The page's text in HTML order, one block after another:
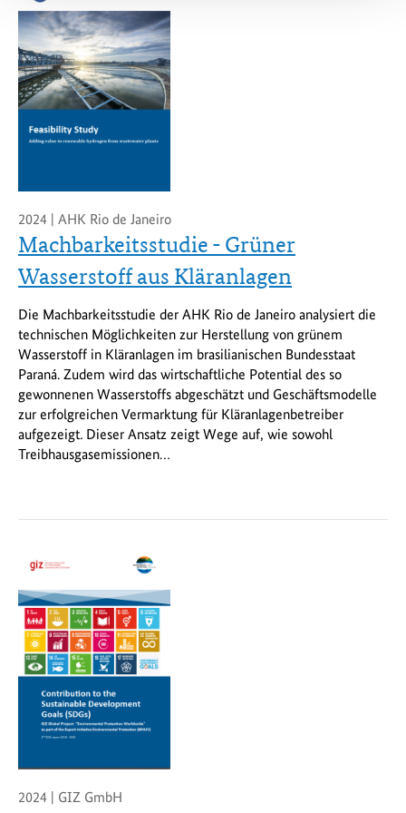
2024 | AHK Rio de Janeiro
Machbarkeitsstudie - Grüner
Wasserstoff aus Kläranlagen
Die Machbarkeitsstudie der AHK Rio de Janeiro analysiert die
technischen Möglichkeiten zur Herstellung von grünem
Wasserstoff in Kläranlagen im brasilianischen Bundesstaat
Paraná. Zudem wird das wirtschaftliche Potential des so
gewonnenen Wasserstoffs abgeschätzt und Geschäftsmodelle
zur erfolgreichen Vermarktung für Kläranlagenbetreiber
aufgezeigt. Dieser Ansatz zeigt Wege auf, wie sowohl
Treibhausgasemissionen…
2024 | GIZ GmbH